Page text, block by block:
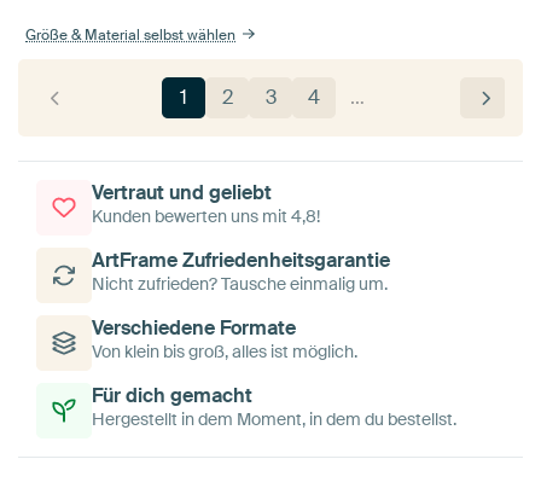
Größe & Material selbst wählen
1 2 3 4 …
Vertraut und geliebt
Kunden bewerten uns mit 4,8!
ArtFrame Zufriedenheitsgarantie
Nicht zufrieden? Tausche einmalig um.
Verschiedene Formate
Von klein bis groß, alles ist möglich.
Für dich gemacht
Hergestellt in dem Moment, in dem du bestellst.